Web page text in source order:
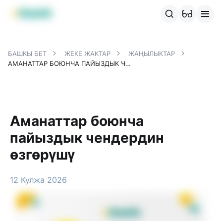
MBANK өнүмдөрү
БАШКЫ БЕТ ЖЕКЕ ЖАКТАР
ЖАҢЫЛЫКТАР
АМАНАТТАР БОЮНЧА ПАЙЫЗДЫК ЧЕНДЕРДИН ӨЗГӨРҮШҮ
Аманаттар боюнча
пайыздык чендердин
өзгөрүшү
12 Кулжа 2026